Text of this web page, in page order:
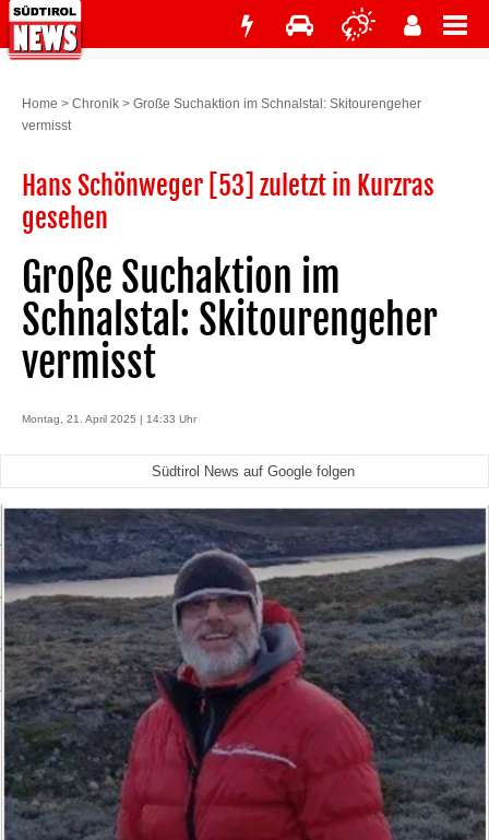
Home > Chronik > Große Suchaktion im Schnalstal: Skitourengeher
vermisst
Hans Schönweger [53] zuletzt in Kurzras
gesehen
Große Suchaktion im
Schnalstal: Skitourengeher
vermisst
Montag, 21. April 2025 | 14:33 Uhr
Südtirol News auf Google folgen